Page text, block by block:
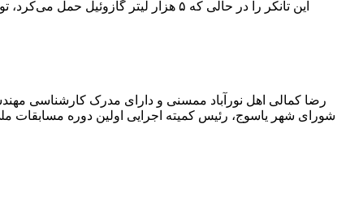
این تانکر را در حالی که ۵ هزار
رضا کمالی اهل نورآباد ممسنی و دارای مدرک کارشناسی
شورای شهر یاسوج، رئیس کمیته اجرایی اولین دوره مسابقات